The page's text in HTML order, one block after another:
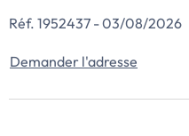
Réf. 1952437 - 03/08/2026
Demander l'adresse